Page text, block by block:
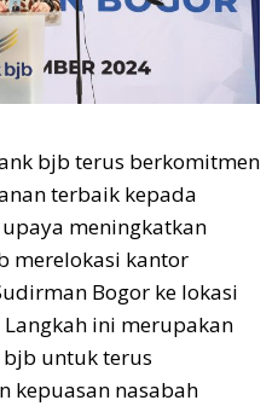
bjb terus berkomitmen
terbaik kepada
meningkatkan
merelokasi kantor
Bogor ke lokasi
ini merupakan
bjb untuk terus
kepuasan nasabah